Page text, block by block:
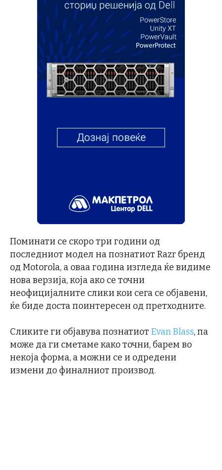
Поминати се скоро три години од
последниот модел на познатиот Razr бренд
од Motorola, а оваа година изгледа ќе видиме
нова верзија, која ако се точни
неофицијалните слики кои сега се објавени,
ќе биде доста поинтересен од претходните.
Сликите ги објавува познатиот Evan Blass, па
може да ги сметаме како точни, барем во
некоја форма, а можни се и одредени
измени до финалниот производ.